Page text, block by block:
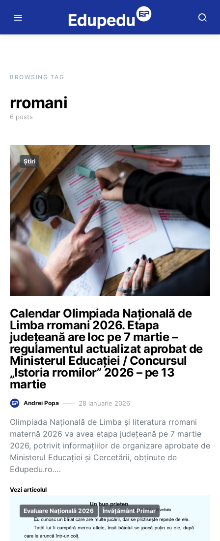
BROWSING TAG
rromani
6 posts
Știri
Calendar Olimpiada Națională de
Limba rromani 2026. Etapa
județeană are loc pe 7 martie –
regulamentul actualizat aprobat de
Ministerul Educației / Concursul
„Istoria rromilor” 2026 – pe 13
martie
Andrei Popa 28 ianuarie 2026
Olimpiada Națională de Limba și literatura rromani
maternă 2026 va avea etapa județeană pe 7 martie
2026, potrivit informațiilor de organizare aprobate de
Ministerul Educației și Cercetării, obținute de
Edupedu.ro.…
Vezi articolul
Evaluare Națională 2026 Învățământ Primar